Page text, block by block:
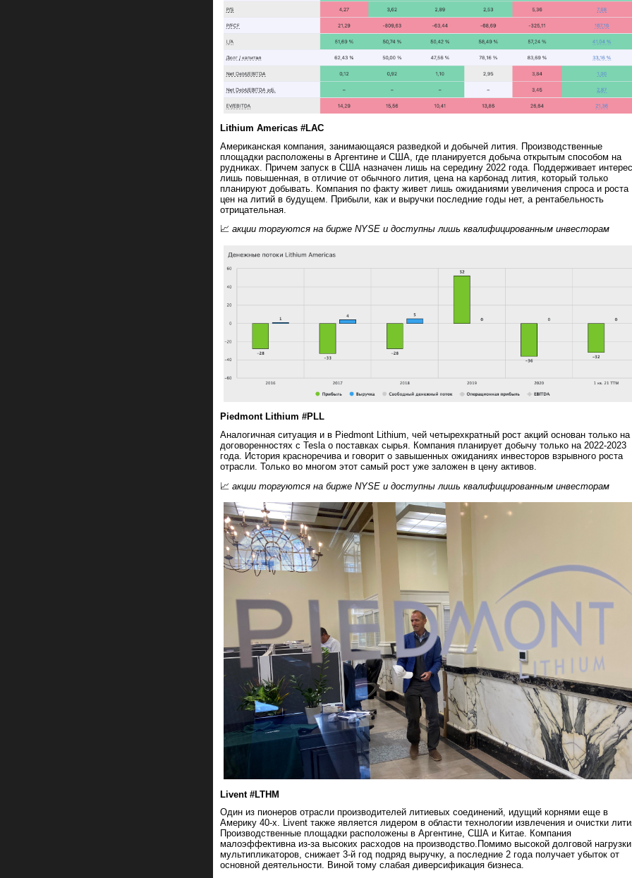
Lithium Americas #LAC
Американская компания, занимающаяся разведкой и добычей лития. Производственные
площадки расположены в Аргентине и США, где планируется добыча открытым способом на
рудниках. Причем запуск в США назначен лишь на середину 2022 года. Поддерживает интерес
лишь повышенная, в отличие от обычного лития, цена на карбонад лития, который только
планируют добывать. Компания по факту живет лишь ожиданиями увеличения спроса и роста
цен на литий в будущем. Прибыли, как и выручки последние годы нет, а рентабельность
отрицательная.
📈 акции торгуются на бирже NYSE и доступны лишь квалифицированным инвесторам
Piedmont Lithium #PLL
Аналогичная ситуация и в Piedmont Lithium, чей четырехкратный рост акций основан только на
договоренностях с Tesla о поставках сырья. Компания планирует добычу только на 2022-2023
года. История красноречива и говорит о завышенных ожиданиях инвесторов взрывного роста
отрасли. Только во многом этот самый рост уже заложен в цену активов.
📈 акции торгуются на бирже NYSE и доступны лишь квалифицированным инвесторам
Livent #LTHM
Один из пионеров отрасли производителей литиевых соединений, идущий корнями еще в
Америку 40-х. Livent также является лидером в области технологии извлечения и очистки
Производственные площадки расположены в Аргентине, США и Китае. Компания
малоэффективна из-за высоких расходов на производство.Помимо высокой долговой
мультипликаторов, снижает 3-й год подряд выручку, а последние 2 года получает убыток от
основной деятельности. Виной тому слабая диверсификация бизнеса.